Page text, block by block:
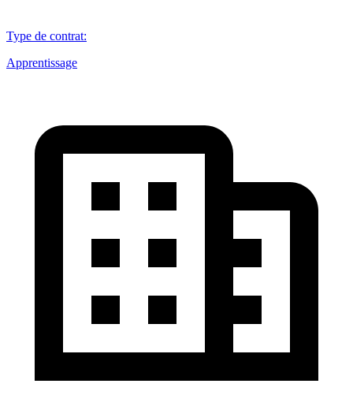
Type de contrat:
Apprentissage